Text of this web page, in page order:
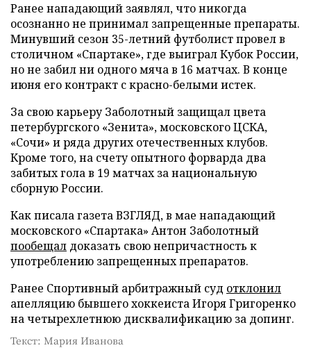
Ранее нападающий заявлял, что никогда
осознанно не принимал запрещенные препараты.
Минувший сезон 35-летний футболист провел в
столичном «Спартаке», где выиграл Кубок России,
но не забил ни одного мяча в 16 матчах. В конце
июня его контракт с красно-белыми истек.
За свою карьеру Заболотный защищал цвета
петербургского «Зенита», московского ЦСКА,
«Сочи» и ряда других отечественных клубов.
Кроме того, на счету опытного форварда два
забитых гола в 19 матчах за национальную
сборную России.
Как писала газета ВЗГЛЯД, в мае нападающий
московского «Спартака» Антон Заболотный
пообещал доказать свою непричастность к
употреблению запрещенных препаратов.
Ранее Спортивный арбитражный суд отклонил
апелляцию бывшего хоккеиста Игоря Григоренко
на четырехлетнюю дисквалификацию за допинг.
Текст: Мария Иванова